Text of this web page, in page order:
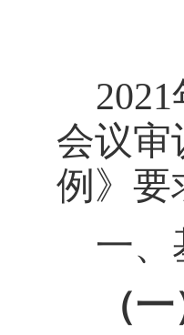
2021
会议审
例》 要
一、
（